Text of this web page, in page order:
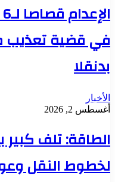
في قضية تعذيب
بدنقلا
الأخبار
أغسطس 2, 2026
الطاقة: تلف كبير
لخطوط النقل